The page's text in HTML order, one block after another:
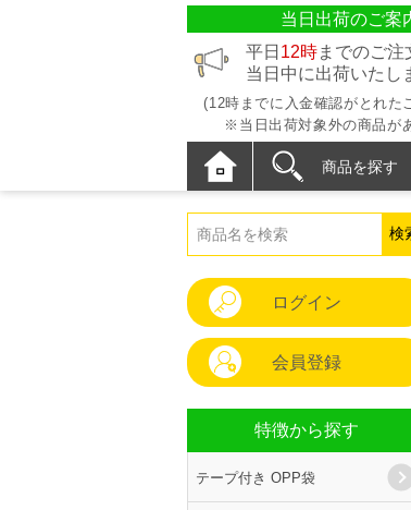
当日出荷のご案
平日 12時までのご注
当日中に出荷いたし
(12時までに入金確認がとれた
※当日出荷対象外の商品が
商品を探す
ログイン
会員登録
特徴から探す
テープ付き OPP袋